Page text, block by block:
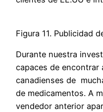
Figura 11. Publicidad
Durante nuestra
capaces de encontrar
canadienses de
de medicamentos. A
vendedor anterior